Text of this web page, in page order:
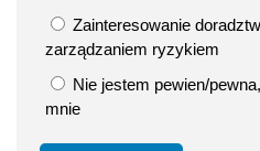
Zainteresowanie
zarządzaniem ryzykiem
Nie jestem pewien/
mnie